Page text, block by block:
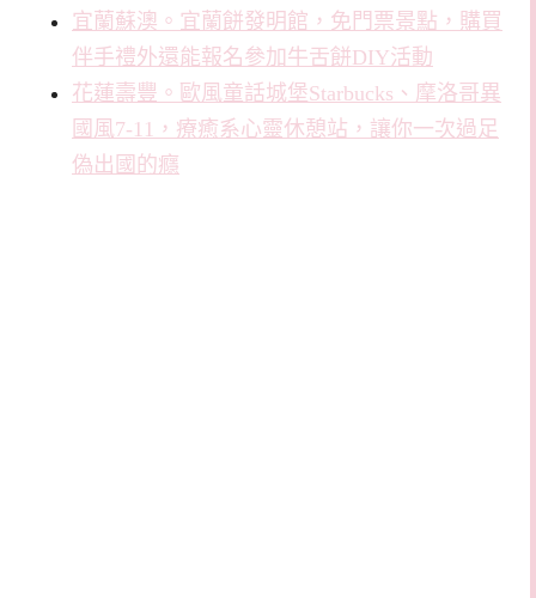
宜蘭蘇澳。宜蘭餅發明館，免門票景點，購買
伴手禮外還能報名參加牛舌餅DIY活動
花蓮壽豐。歐風童話城堡Starbucks、摩洛哥異
國風7-11，療癒系心靈休憩站，讓你一次過足
偽出國的癮